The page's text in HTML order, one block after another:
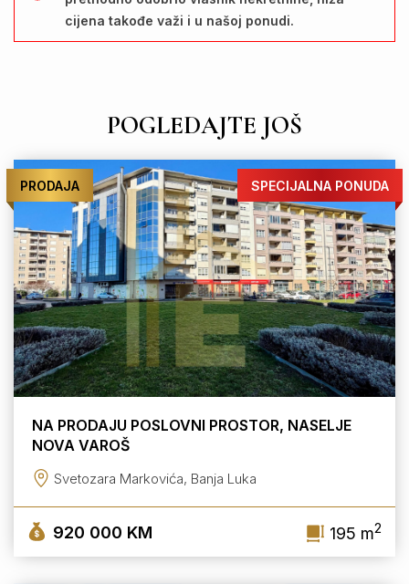
cijena takođe važi i u našoj ponudi.
POGLEDAJTE JOŠ
PRODAJA SPECIJALNA PONUDA
NA PRODAJU POSLOVNI PROSTOR, NASELJE
NOVA VAROŠ
Svetozara Markovića, Banja Luka
920 000 KM 195 m2